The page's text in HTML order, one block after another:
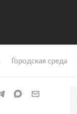
Городская среда